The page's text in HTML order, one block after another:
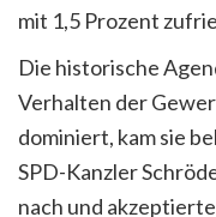
mit 1,5 Prozent
Die historische
Verhalten der
dominiert, kam sie
SPD-Kanzler
nach und